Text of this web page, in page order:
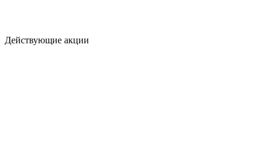
Действующие акции